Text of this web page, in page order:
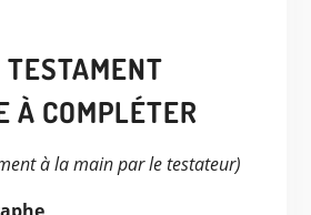
TESTAMENT
À COMPLÉTER
à la main par le testateur)